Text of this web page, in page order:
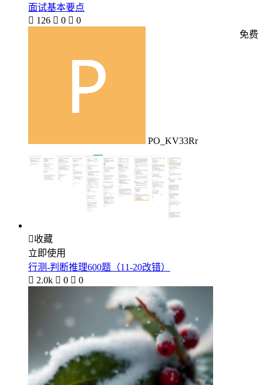
面试基本要点
 126  0  0
PO_KV33Rr
免费
收藏
立即使用
行测-判断推理600题（11-20改错）
 2.0k  0  0